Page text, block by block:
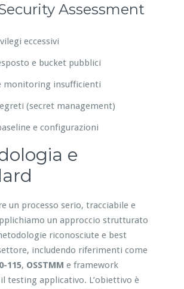
Assessment
eccessivi
e bucket pubblici
monitoring insufficienti
(secret management)
e configurazioni
e
un processo serio, tracciabile e
un approccio strutturato
riconosciute e best
includendo riferimenti come
115, OSSTMM e framework
il testing applicativo. L’obiettivo è